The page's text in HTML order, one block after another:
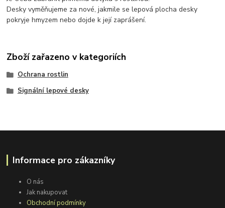
Desky vyměňujeme za nové, jakmile se lepová plocha desky
pokryje hmyzem nebo dojde k její zaprášení.
Zboží zařazeno v kategoriích
Ochrana rostlin
Signální lepové desky
Informace pro zákazníky
O nás
Jak nakupovat
Obchodní podmínky